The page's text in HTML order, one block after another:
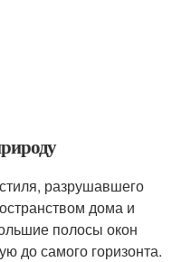
разрушавшего
дома и
полосы окон
до самого горизонта.